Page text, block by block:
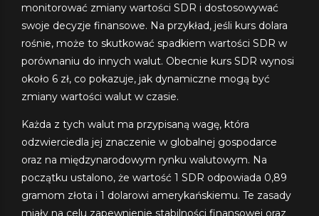
monitorować zmiany wartości SDR i dostosowywać
swoje decyzje finansowe. Na przykład, jeśli kurs dolara
rośnie, może to skutkować spadkiem wartości SDR w
porównaniu do innych walut. Obecnie kurs SDR wynosi
około 6 zł, co pokazuje, jak dynamiczne mogą być
zmiany wartości walut w czasie.
Każda z tych walut ma przypisaną wagę, która
odzwierciedla jej znaczenie w globalnej gospodarce
oraz na międzynarodowym rynku walutowym. Na
początku ustalono, że wartość 1 SDR odpowiada 0,89
gramom złota i 1 dolarowi amerykańskiemu. Te zasady
miały na celu zapewnienie stabilności finansowej oraz